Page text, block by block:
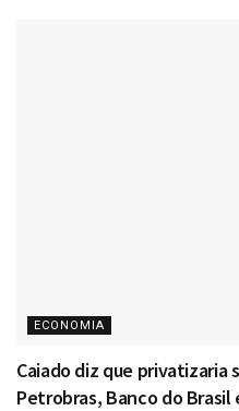
ECONOMIA
Caiado diz que privatizaria
Petrobras, Banco do Brasil